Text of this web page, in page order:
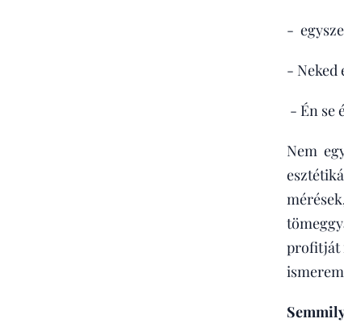
-
- Neked
- Én se
Nem
profitját